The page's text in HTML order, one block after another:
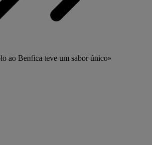
ao Benfica teve um sabor único»